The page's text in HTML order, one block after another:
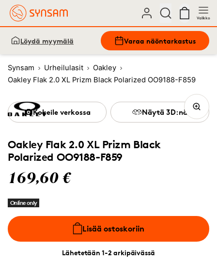
Valikko
Löydä myymälä Varaa näöntarkastus
Synsam Urheilulasit
Oakley
Oakley Flak 2.0 XL Prizm Black Polarized OO9188-F859
Oakley Flak 2.0 XL Prizm Black
Polarized OO9188-F859
169,60 €
Online only
Lisää ostoskoriin
Lähetetään 1-2 arkipäivässä
Kokeile verkossa Näytä 3D:nä